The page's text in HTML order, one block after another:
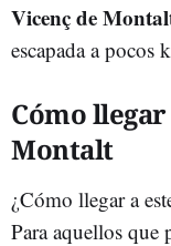
Vicenç de
escapada a pocos
Cómo
Montalt
¿Cómo llegar a
Para aquellos que